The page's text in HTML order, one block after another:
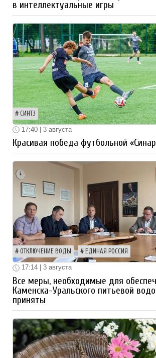
в интеллектуальные игры
СИНТЗ
17:40 | 3 августа
Красивая победа футбольной
ОТКЛЮЧЕНИЕ ВОДЫ ЕДИНАЯ РОССИЯ
17:14 | 3 августа
Все меры, необходимые для
Каменска-Уральского питьевой
приняты